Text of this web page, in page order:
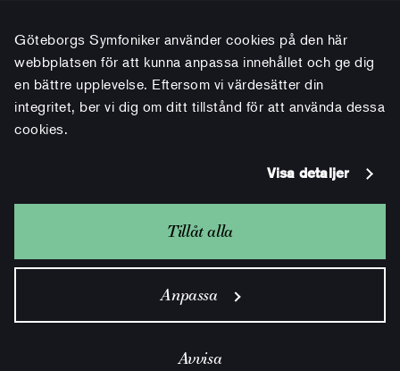
Göteborgs Symfoniker använder cookies på den här
webbplatsen för att kunna anpassa innehållet och ge dig
en bättre upplevelse. Eftersom vi värdesätter din
integritet, ber vi dig om ditt tillstånd för att använda dessa
cookies.
Visa detaljer
Tillåt alla
Anpassa
Avvisa